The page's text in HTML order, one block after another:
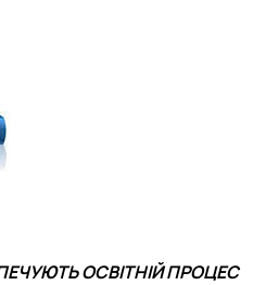
ОСВІТНІЙ ПРОЦЕС